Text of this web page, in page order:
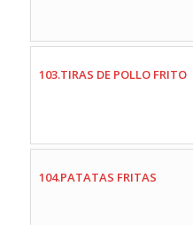
103.TIRAS DE POLLO FRITO
104.PATATAS FRITAS